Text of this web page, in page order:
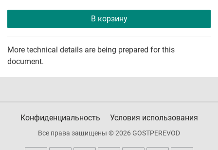
В корзину
More technical details are being prepared for this
document.
Конфиденциальность Условия использования
Все права защищены © 2026 GOSTPEREVOD